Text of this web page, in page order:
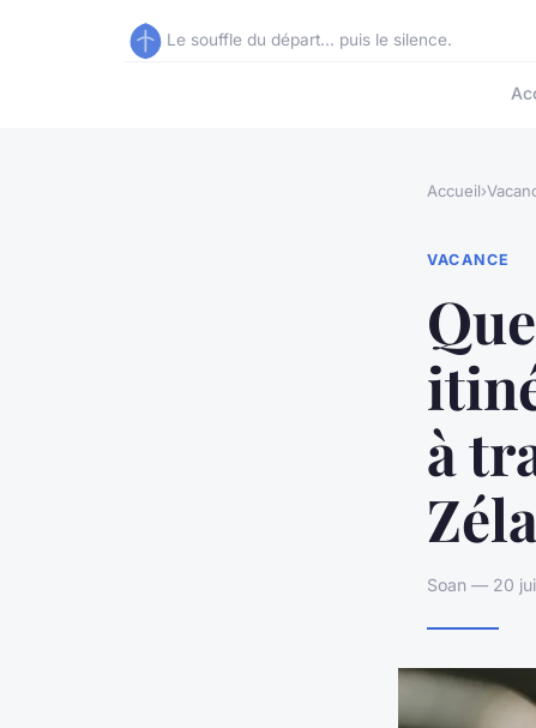
Le souffle du départ... puis le silence.
Accueil›
VACANCE
à
Soan — 20